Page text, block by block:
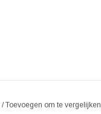
/Toevoegen om te vergelijken